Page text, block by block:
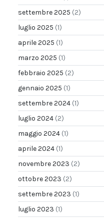
settembre 2025 (2)
luglio 2025 (1)
aprile 2025 (1)
marzo 2025 (1)
febbraio 2025 (2)
gennaio 2025 (1)
settembre 2024 (1)
luglio 2024 (2)
maggio 2024 (1)
aprile 2024 (1)
novembre 2023 (2)
ottobre 2023 (2)
settembre 2023 (1)
luglio 2023 (1)